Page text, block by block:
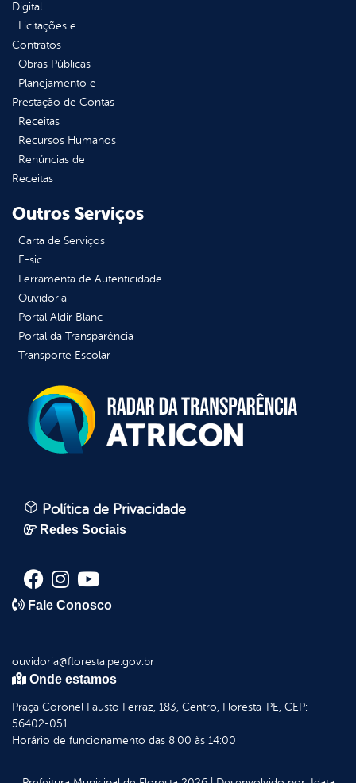
Digital
Licitações e
Contratos
Obras Públicas
Planejamento e
Prestação de Contas
Receitas
Recursos Humanos
Renúncias de
Receitas
Outros Serviços
Carta de Serviços
E-sic
Ferramenta de Autenticidade
Ouvidoria
Portal Aldir Blanc
Portal da Transparência
Transporte Escolar
Política de Privacidade
Redes Sociais
Fale Conosco
ouvidoria@floresta.pe.gov.br
Onde estamos
Praça Coronel Fausto Ferraz, 183, Centro, Floresta-PE, CEP:
56402-051
Horário de funcionamento das 8:00 às 14:00